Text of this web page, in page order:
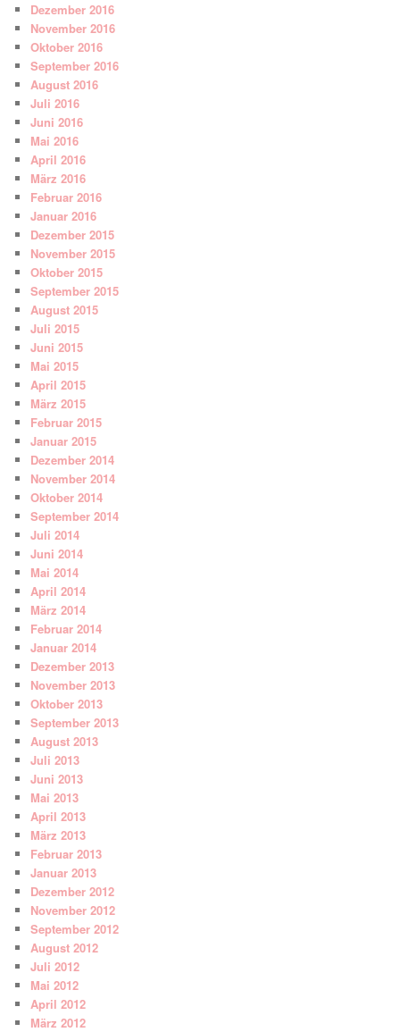
Dezember 2016
November 2016
Oktober 2016
September 2016
August 2016
Juli 2016
Juni 2016
Mai 2016
April 2016
März 2016
Februar 2016
Januar 2016
Dezember 2015
November 2015
Oktober 2015
September 2015
August 2015
Juli 2015
Juni 2015
Mai 2015
April 2015
März 2015
Februar 2015
Januar 2015
Dezember 2014
November 2014
Oktober 2014
September 2014
Juli 2014
Juni 2014
Mai 2014
April 2014
März 2014
Februar 2014
Januar 2014
Dezember 2013
November 2013
Oktober 2013
September 2013
August 2013
Juli 2013
Juni 2013
Mai 2013
April 2013
März 2013
Februar 2013
Januar 2013
Dezember 2012
November 2012
September 2012
August 2012
Juli 2012
Mai 2012
April 2012
März 2012